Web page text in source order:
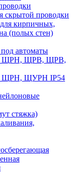
скрытой проводки
кирпичных,
(полых стен)
автоматы
ЩРН, ЩРВ, ЩРВ,
ЩРН, ЩУРН IP54
стяжка)